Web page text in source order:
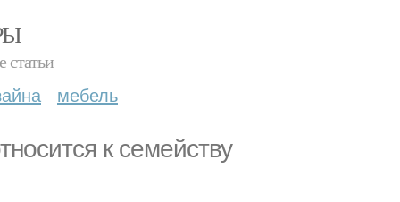
статьи
мебель
к семейству